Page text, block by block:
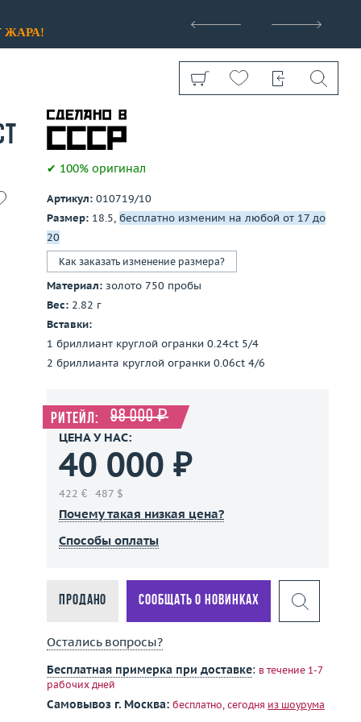
ЖАРА!
Показать все
✔ 100% оригинал
Артикул: 010719/10
Размер: 18.5, бесплатно изменим на любой от 17 до
20
Как заказать изменение размера?
Материал: золото 750 пробы
Вес: 2.82 г
Вставки:
1 бриллиант круглой огранки 0.24ct 5/4
2 бриллианта круглой огранки 0.06ct 4/6
Ритейл: 98 000 ₽
ЦЕНА У НАС:
40 000 ₽
422 € 487 $
Почему такая низкая цена?
Способы оплаты
Продано Сообщать о новинках
Остались вопросы?
Бесплатная примерка при доставке: в течение 1-7
рабочих дней
Самовывоз г. Москва: бесплатно, сегодня из шоурума